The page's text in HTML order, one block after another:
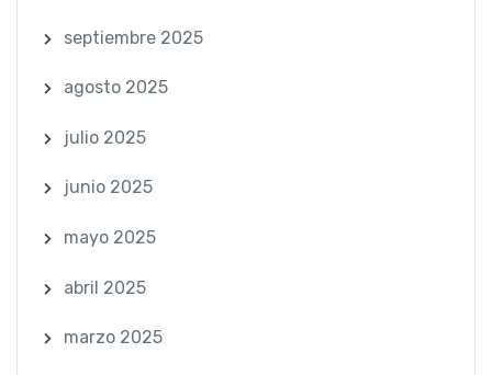
septiembre 2025
agosto 2025
julio 2025
junio 2025
mayo 2025
abril 2025
marzo 2025